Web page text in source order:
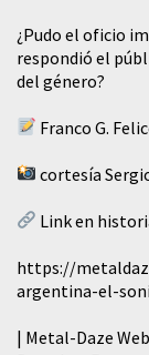
¿Pudo el oficio
respondió el
del género?
Franco G.
cortesía
Link en
https://
argentina-el-
| Metal-Daze